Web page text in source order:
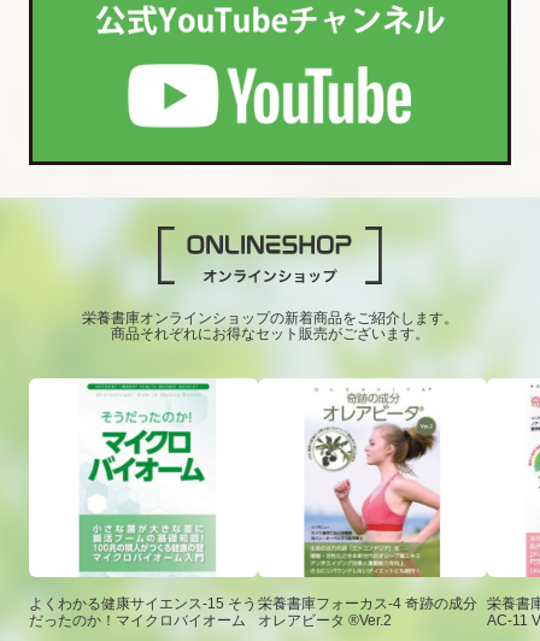
栄養書庫オンラインショップの新着商品をご紹介します。
商品それぞれにお得なセット販売がございます。
よくわかる健康サイエンス-15 そう
だったのか！マイクロバイオーム
栄養書庫フォーカス-4 奇跡の成分
オレアビータ ®Ver.2
栄養書
AC-11